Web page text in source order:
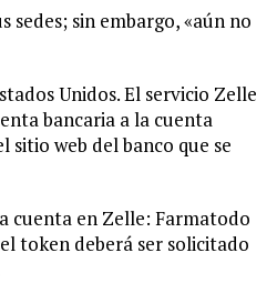
sin embargo, «aún no
Unidos. El servicio Zelle
bancaria a la cuenta
web del banco que se
cuenta en Zelle: Farmatodo
token deberá ser solicitado